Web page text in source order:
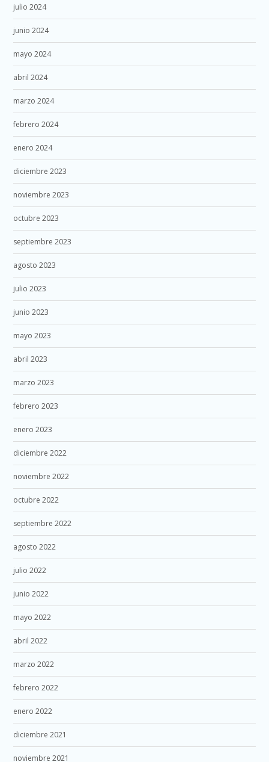
julio 2024
junio 2024
mayo 2024
abril 2024
marzo 2024
febrero 2024
enero 2024
diciembre 2023
noviembre 2023
octubre 2023
septiembre 2023
agosto 2023
julio 2023
junio 2023
mayo 2023
abril 2023
marzo 2023
febrero 2023
enero 2023
diciembre 2022
noviembre 2022
octubre 2022
septiembre 2022
agosto 2022
julio 2022
junio 2022
mayo 2022
abril 2022
marzo 2022
febrero 2022
enero 2022
diciembre 2021
noviembre 2021